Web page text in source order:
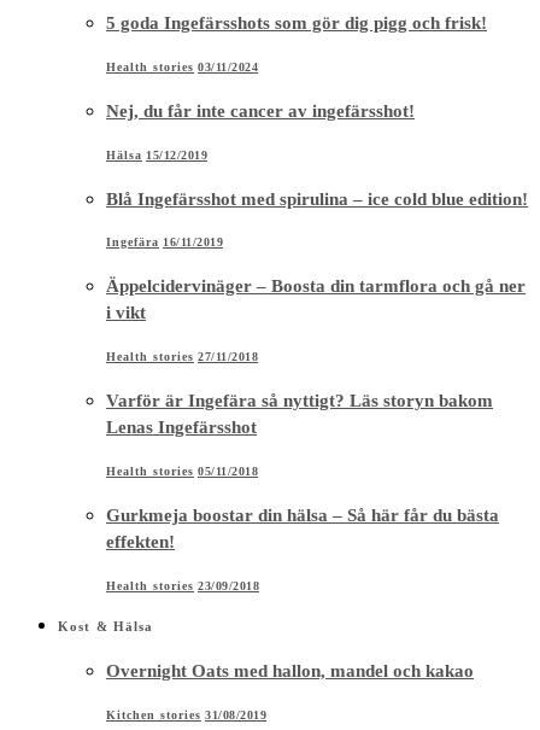
5 goda Ingefärsshots som gör dig pigg och frisk!
Health stories 03/11/2024
Nej, du får inte cancer av ingefärsshot!
Hälsa 15/12/2019
Blå Ingefärsshot med spirulina – ice cold blue edition!
Ingefära 16/11/2019
Äppelcidervinäger – Boosta din tarmflora och gå ner
i vikt
Health stories 27/11/2018
Varför är Ingefära så nyttigt? Läs storyn bakom
Lenas Ingefärsshot
Health stories 05/11/2018
Gurkmeja boostar din hälsa – Så här får du bästa
effekten!
Health stories 23/09/2018
Kost & Hälsa
Overnight Oats med hallon, mandel och kakao
Kitchen stories 31/08/2019